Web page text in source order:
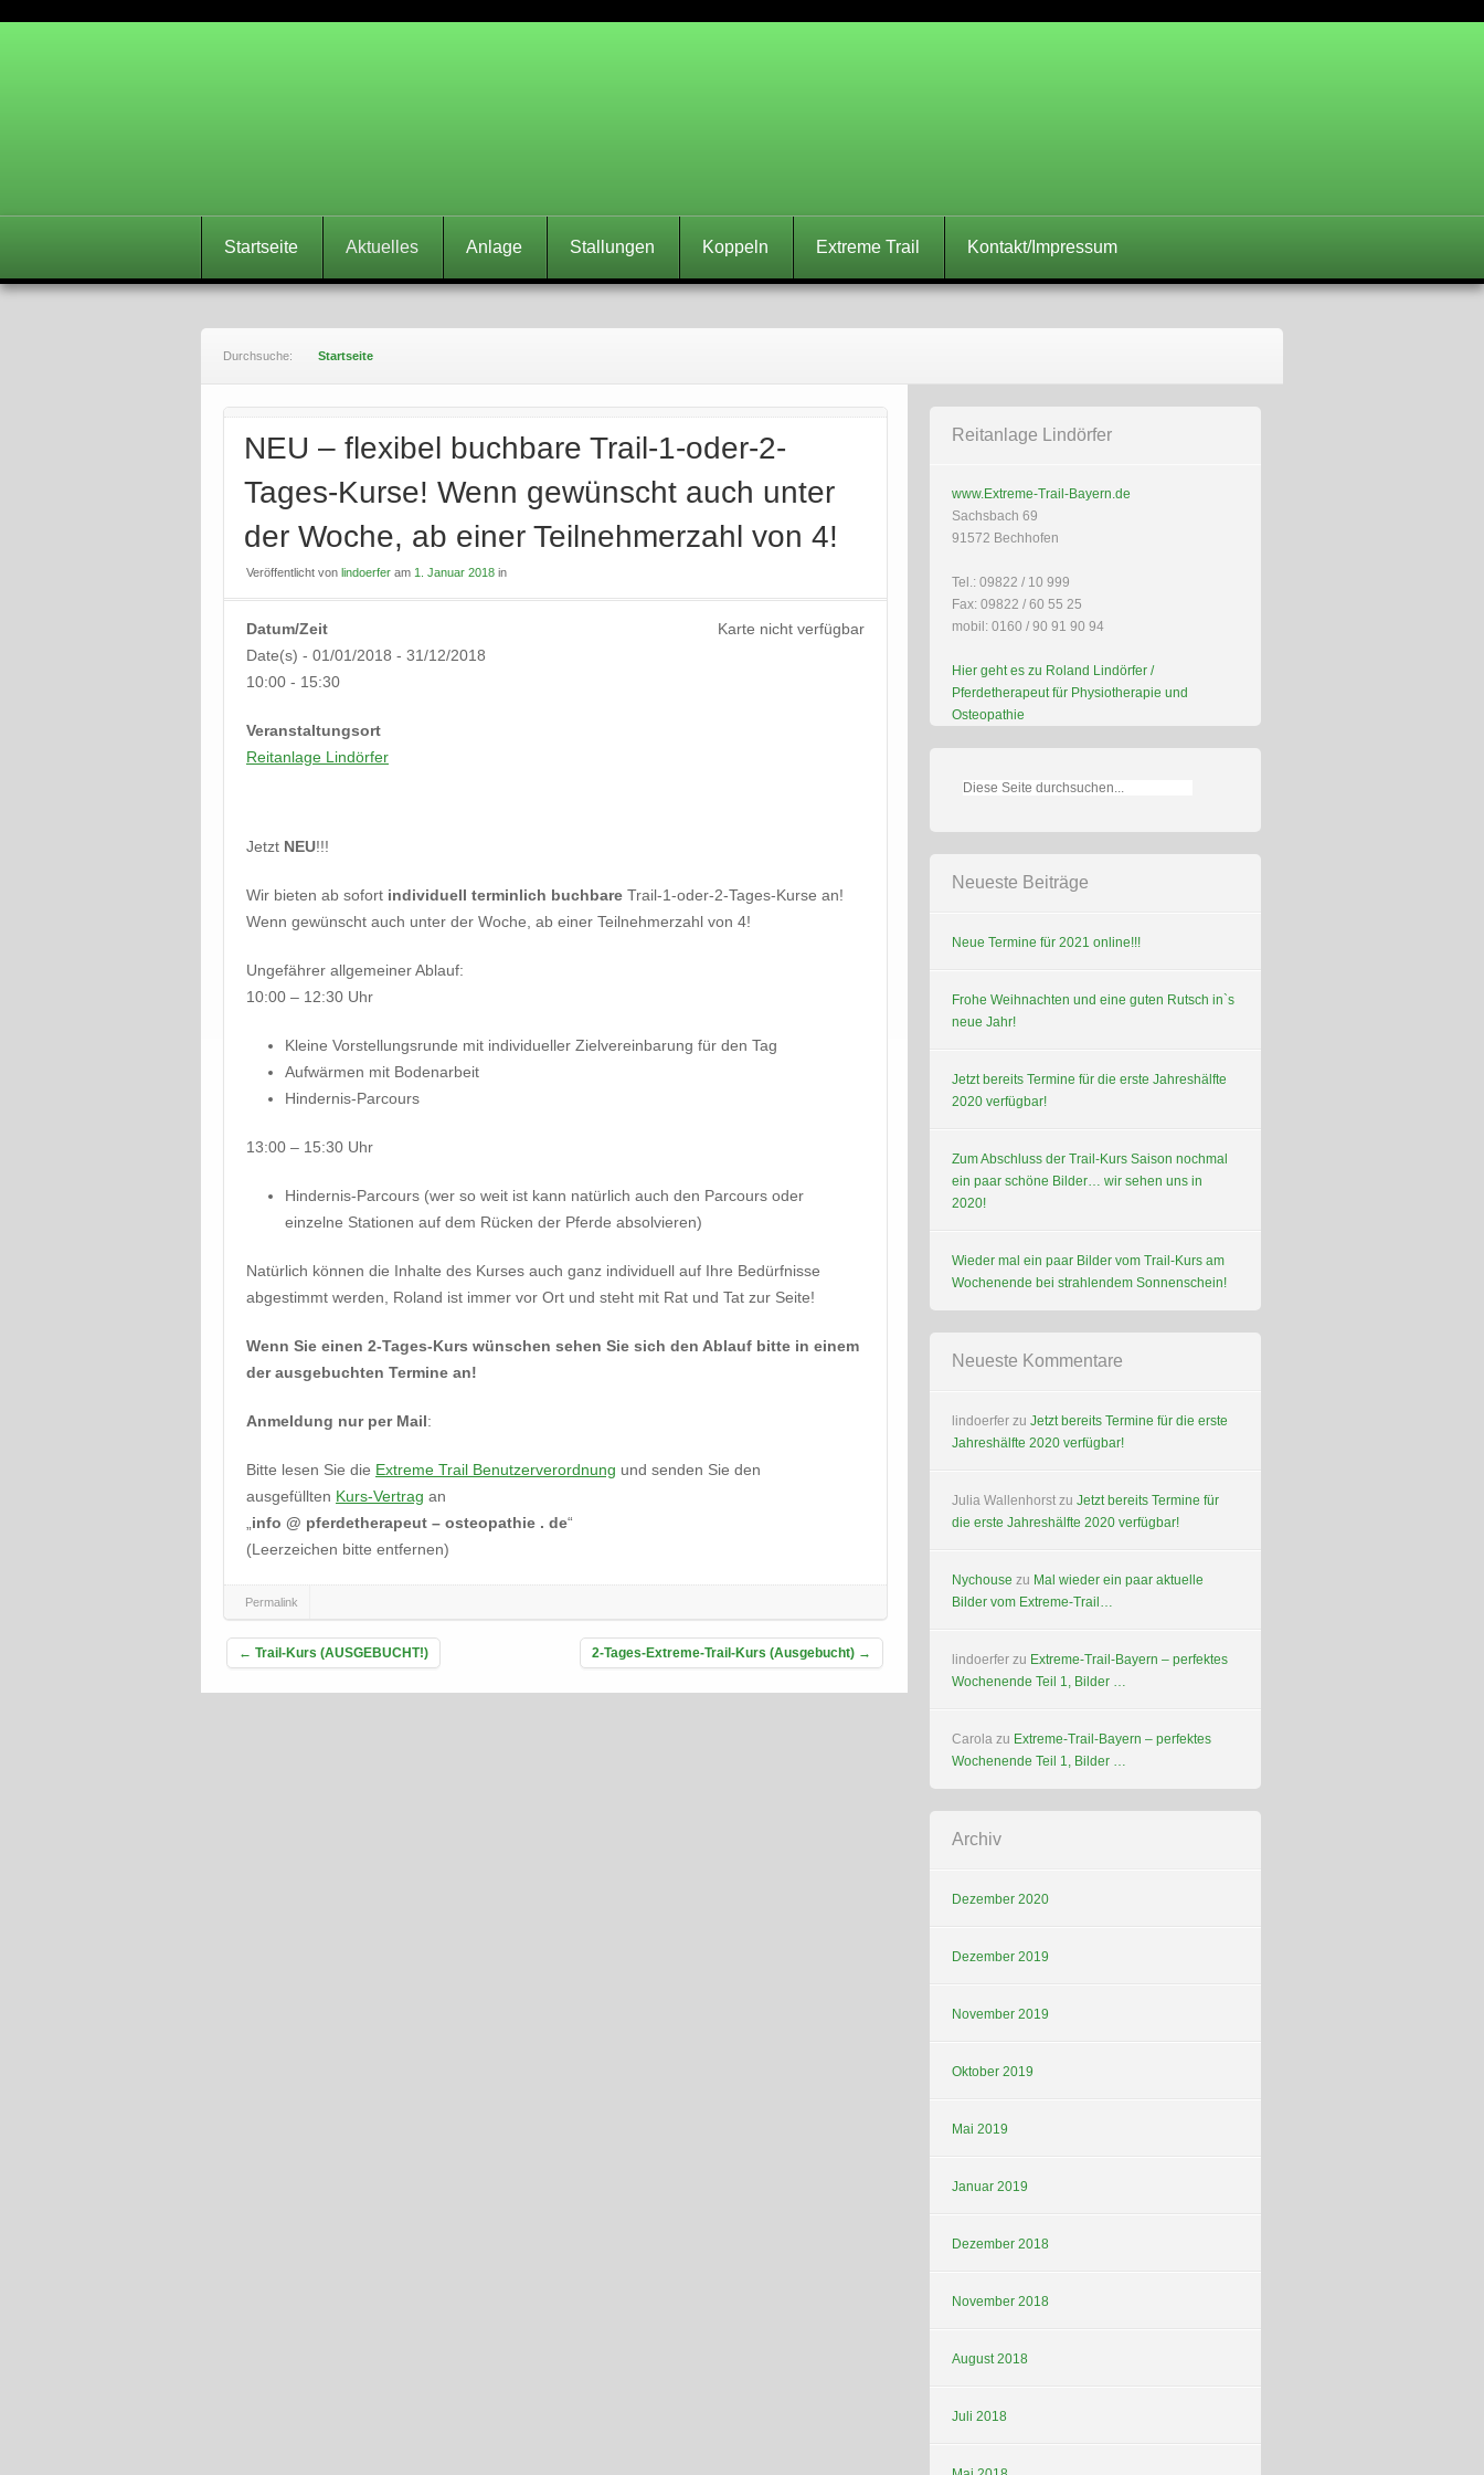
Startseite Aktuelles Anlage Stallungen Koppeln Extreme Trail Kontakt/Impressum
Durchsuche: Startseite
NEU – flexibel buchbare Trail-1-oder-2-
Tages-Kurse! Wenn gewünscht auch unter
der Woche, ab einer Teilnehmerzahl von 4!
Veröffentlicht von lindoerfer am 1. Januar 2018 in
Karte nicht verfügbar
Datum/Zeit
Date(s) - 01/01/2018 - 31/12/2018
10:00 - 15:30
Veranstaltungsort
Reitanlage Lindörfer
Jetzt NEU!!!
Wir bieten ab sofort individuell terminlich buchbare Trail-1-oder-2-Tages-Kurse an!
Wenn gewünscht auch unter der Woche, ab einer Teilnehmerzahl von 4!
Ungefährer allgemeiner Ablauf:
10:00 – 12:30 Uhr
Kleine Vorstellungsrunde mit individueller Zielvereinbarung für den Tag
Aufwärmen mit Bodenarbeit
Hindernis-Parcours
13:00 – 15:30 Uhr
Hindernis-Parcours (wer so weit ist kann natürlich auch den Parcours oder
einzelne Stationen auf dem Rücken der Pferde absolvieren)
Natürlich können die Inhalte des Kurses auch ganz individuell auf Ihre Bedürfnisse
abgestimmt werden, Roland ist immer vor Ort und steht mit Rat und Tat zur Seite!
Wenn Sie einen 2-Tages-Kurs wünschen sehen Sie sich den Ablauf bitte in einem
der ausgebuchten Termine an!
Anmeldung nur per Mail:
Bitte lesen Sie die Extreme Trail Benutzerverordnung und senden Sie den
ausgefüllten Kurs-Vertrag an
info @ pferdetherapeut – osteopathie . de“
(Leerzeichen bitte entfernen)
Permalink
Beitragsnavigation
← Trail-Kurs (AUSGEBUCHT!) 2-Tages-Extreme-Trail-Kurs (Ausgebucht) →
Reitanlage Lindörfer
www.Extreme-Trail-Bayern.de
Sachsbach 69
91572 Bechhofen
Tel.: 09822 / 10 999
Fax: 09822 / 60 55 25
mobil: 0160 / 90 91 90 94
Hier geht es zu Roland Lindörfer /
Pferdetherapeut für Physiotherapie und
Osteopathie
Neueste Beiträge
Neue Termine für 2021 online!!!
Frohe Weihnachten und eine guten Rutsch in`s
neue Jahr!
Jetzt bereits Termine für die erste Jahreshälfte
2020 verfügbar!
Zum Abschluss der Trail-Kurs Saison nochmal
ein paar schöne Bilder… wir sehen uns in
2020!
Wieder mal ein paar Bilder vom Trail-Kurs am
Wochenende bei strahlendem Sonnenschein!
Neueste Kommentare
lindoerfer zu Jetzt bereits Termine für die erste
Jahreshälfte 2020 verfügbar!
Julia Wallenhorst zu Jetzt bereits Termine für
die erste Jahreshälfte 2020 verfügbar!
Nychouse zu Mal wieder ein paar aktuelle
Bilder vom Extreme-Trail…
lindoerfer zu Extreme-Trail-Bayern – perfektes
Wochenende Teil 1, Bilder …
Carola zu Extreme-Trail-Bayern – perfektes
Wochenende Teil 1, Bilder …
Archiv
Dezember 2020
Dezember 2019
November 2019
Oktober 2019
Mai 2019
Januar 2019
Dezember 2018
November 2018
August 2018
Juli 2018